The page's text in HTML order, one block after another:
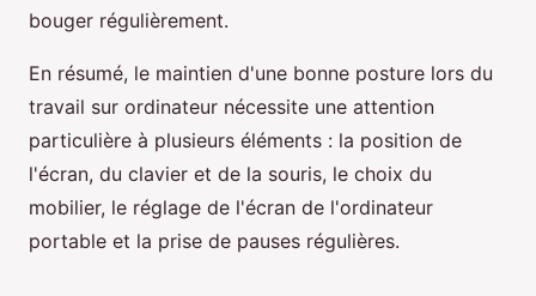
bouger régulièrement.
En résumé, le maintien d'une bonne posture lors du
travail sur ordinateur nécessite une attention
particulière à plusieurs éléments : la position de
l'écran, du clavier et de la souris, le choix du
mobilier, le réglage de l'écran de l'ordinateur
portable et la prise de pauses régulières.